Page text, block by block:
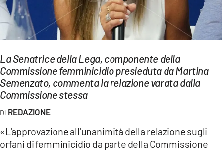
Streaming
LAC TV
LAC ONAIR
LaC
Network
LACPLAY.IT
LACTV.IT
La Senatrice della Lega, componente della
Commissione femminicidio presieduta da Martina
Semenzato, commenta la relazione varata dalla
Commissione stessa
REDAZIONE
«L’approvazione all’unanimità della relazione sugli
orfani di femminicidio da parte della Commissione